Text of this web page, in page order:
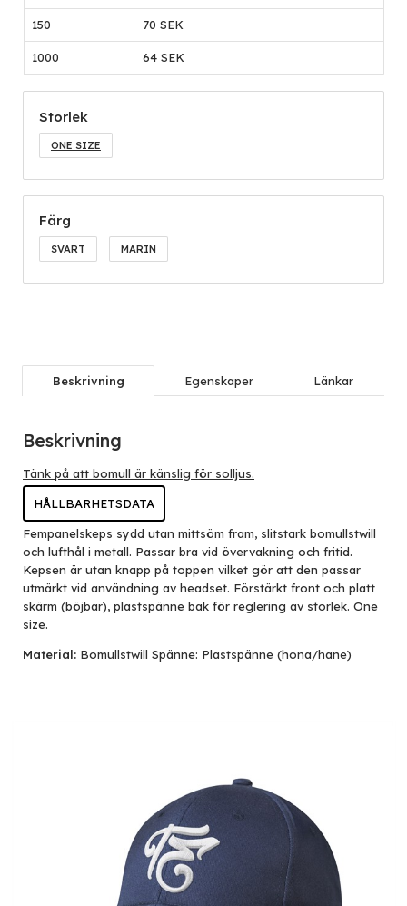
150 70 SEK
1000 64 SEK
Storlek
ONE SIZE
Färg
SVART MARIN
Beskrivning Egenskaper Länkar
Beskrivning
Tänk på att bomull är känslig för solljus.
HÅLLBARHETSDATA
Fempanelskeps sydd utan mittsöm fram, slitstark bomullstwill
och lufthål i metall. Passar bra vid övervakning och fritid.
Kepsen är utan knapp på toppen vilket gör att den passar
utmärkt vid användning av headset. Förstärkt front och platt
skärm (böjbar), plastspänne bak för reglering av storlek. One
size.
Material: Bomullstwill Spänne: Plastspänne (hona/hane)